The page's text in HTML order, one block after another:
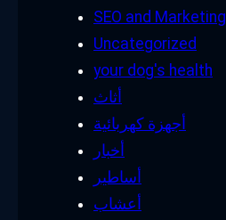
SEO and Marketing
Uncategorized
your dog's health
أثاث
أجهزة كهربائية
أخبار
أساطير
أعشاب